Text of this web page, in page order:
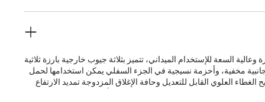
السعة للإستخدام الميداني، تتميز بثلاثة جيوب خارجية بارزة ثلاثية
جانبية مخفية، وأحزمة نسيجية في الجزء السفلي يمكن استخدامها لحمل
الغطاء العلوي القابل للتعديل وحافة الإغلاق المزدوجة تمديد الارتفاع